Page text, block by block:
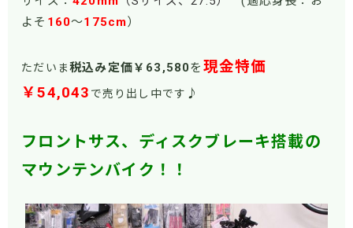
よそ 160～175cm）
ただいま税込み定価￥63 ,580を 現金特価
￥54,043 で売り出し中です ♪
フロントサス、ディスクブレーキ搭載の
マウンテンバイク ！！